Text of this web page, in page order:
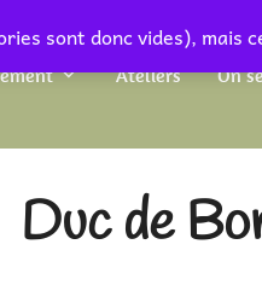
sont donc vides),
Ateliers On
Duc de